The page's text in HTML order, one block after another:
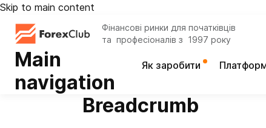
Skip to main content
Фінансові ринки для початківців
та професіоналів з 1997 року
Main
navigation
Як заробити
Breadcrumb